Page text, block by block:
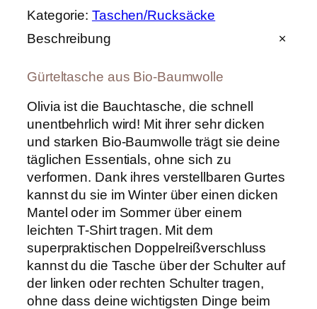
t
a
h
O
i
v
i
M
e
n
g
e
Kategorie: Taschen/Rucksäcke
Beschreibung
Gürteltasche aus Bio-Baumwolle
Olivia ist die Bauchtasche, die schnell
unentbehrlich wird! Mit ihrer sehr dicken
und starken Bio-Baumwolle trägt sie deine
täglichen Essentials, ohne sich zu
verformen. Dank ihres verstellbaren Gurtes
kannst du sie im Winter über einen dicken
Mantel oder im Sommer über einem
leichten T-Shirt tragen. Mit dem
superpraktischen Doppelreißverschluss
kannst du die Tasche über der Schulter auf
der linken oder rechten Schulter tragen,
ohne dass deine wichtigsten Dinge beim